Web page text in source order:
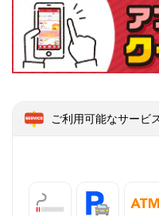
ご利用可能なサービ